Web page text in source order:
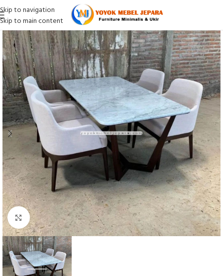
Skip to navigation
Skip to main content
Click to enlarge